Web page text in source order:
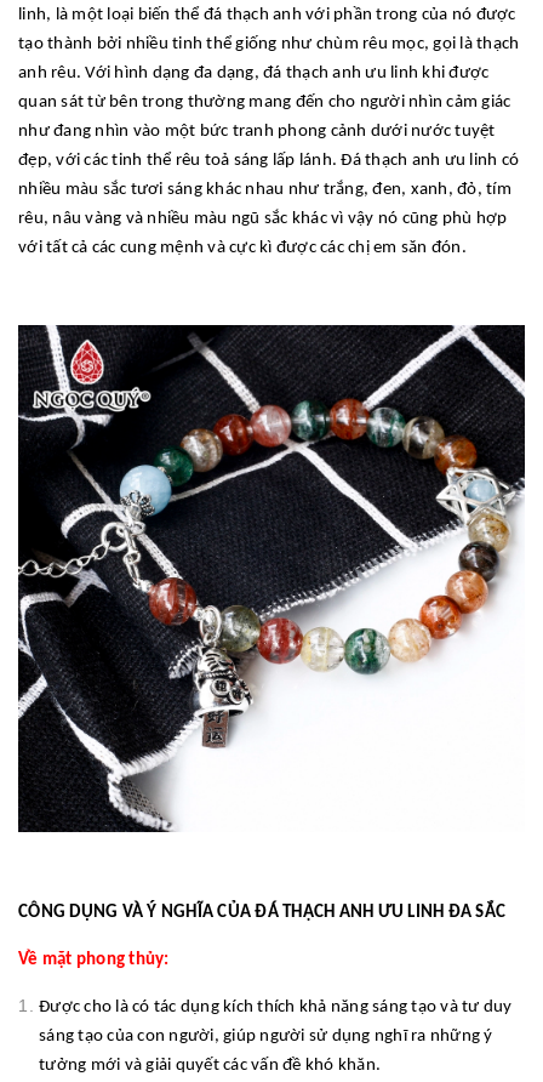
linh, là một loại biến thể đá thạch anh với phần trong của nó được
tạo thành bởi nhiều tinh thể giống như chùm rêu mọc, gọi là thạch
anh rêu. Với hình dạng đa dạng, đá thạch anh ưu linh khi được
quan sát từ bên trong thường mang đến cho người nhìn cảm giác
như đang nhìn vào một bức tranh phong cảnh dưới nước tuyệt
đẹp, với các tinh thể rêu toả sáng lấp lánh. Đá thạch anh ưu linh có
nhiều màu sắc tươi sáng khác nhau như trắng, đen, xanh, đỏ, tím
rêu, nâu vàng và nhiều màu ngũ sắc khác vì vậy nó cũng phù hợp
với tất cả các cung mệnh và cực kì được các chị em săn đón.
CÔNG DỤNG VÀ Ý NGHĨA CỦA ĐÁ THẠCH ANH ƯU LINH ĐA SẮC
Về mặt phong thủy:
Được cho là có tác dụng kích thích khả năng sáng tạo và tư duy
sáng tạo của con người, giúp người sử dụng nghĩ ra những ý
tưởng mới và giải quyết các vấn đề khó khăn.